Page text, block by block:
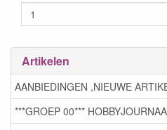
Artikelen
AANBIEDINGEN ,NIEUWE
***GROEP 00***